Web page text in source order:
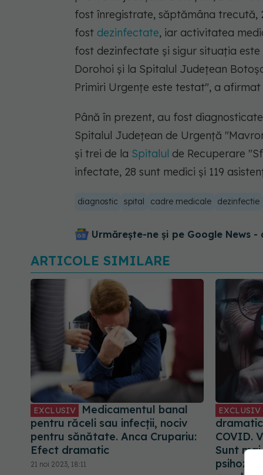
fost înregistrate, săptămâna trecută,
fost dezinfectate, iar activitatea
fost dezinfectate şi sigur situaţia
Dorohoi şi la Spitalul Judeţean
Primiri Urgenţe este testat", a
Până în prezent, au fost
Spitalul Judeţean de Urgenţă
şi trei de la Spitalul de Recuperare
infectate, 28 sunt medici şi 119
diagnostic spital cadre medicale dezinfectie
Urmărește-ne și pe Google News -
ARTICOLE SIMILARE
EXCLUSIV
Medicamentul banal
pentru răceli sau infecții, nociv
pentru sănătate. Anca Crupariu:
Efect dramatic
21 noi 2023, 18:11
EXCLUSIV
COVID.
Sunt
psihoză,